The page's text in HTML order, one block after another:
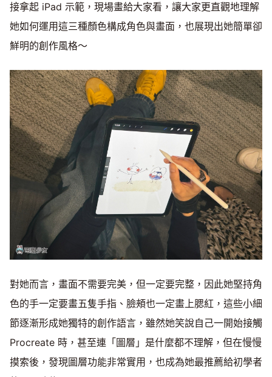
接拿起 iPad 示範，現場畫給大家看，讓大家更直觀地理解
她如何運用這三種顏色構成角色與畫面，也展現出她簡單卻
鮮明的創作風格～
對她而言，畫面不需要完美，但一定要完整，因此她堅持角
色的手一定要畫五隻手指、臉頰也一定畫上腮紅，這些小細
節逐漸形成她獨特的創作語言，雖然她笑說自己一開始接觸
Procreate 時，甚至連「圖層」是什麼都不理解，但在慢慢
摸索後，發現圖層功能非常實用，也成為她最推薦給初學者